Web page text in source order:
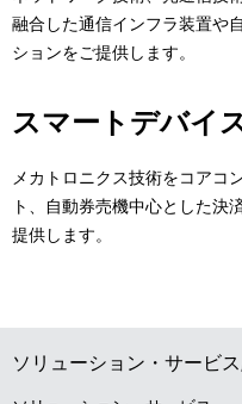
b
n
a
i
g
t
i
ゲ
シ
ョ
ン
融合した通信インフラ装置や
ションをご提供します。
スマートデバイ
メカトロニクス技術をコアコ
ト、自動券売機中心とした決
提供します。
ソリューション・サービ